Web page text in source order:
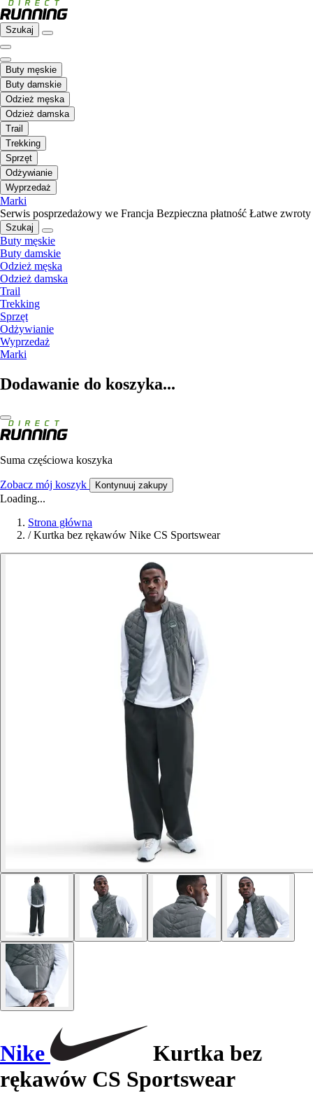
Szukaj
Buty męskie
Buty damskie
Odzież męska
Odzież damska
Trail
Trekking
Sprzęt
Odżywianie
Wyprzedaż
Marki
Serwis posprzedażowy we Francja Bezpieczna płatność Łatwe zwroty
Szukaj
Buty męskie
Buty damskie
Odzież męska
Odzież damska
Trail
Trekking
Sprzęt
Odżywianie
Wyprzedaż
Marki
Dodawanie do koszyka...
Suma częściowa koszyka
Zobacz mój koszyk Kontynuuj zakupy
Loading...
Strona główna
/ Kurtka bez rękawów Nike CS Sportswear
Nike
Kurtka bez
rękawów CS Sportswear